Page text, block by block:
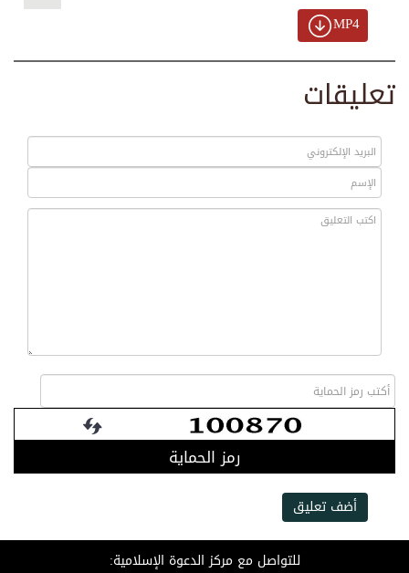
MP4
تعليقات
رمز الحماية
أضف تعليق
للتواصل مع مركز الدعوة الإسلامية: